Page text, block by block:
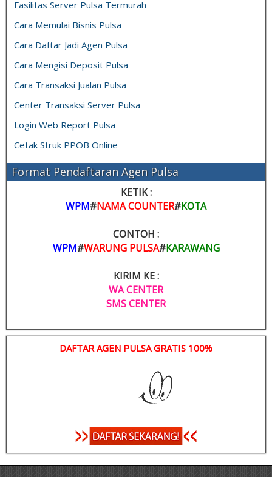
Fasilitas Server Pulsa Termurah
Cara Memulai Bisnis Pulsa
Cara Daftar Jadi Agen Pulsa
Cara Mengisi Deposit Pulsa
Cara Transaksi Jualan Pulsa
Center Transaksi Server Pulsa
Login Web Report Pulsa
Cetak Struk PPOB Online
Format Pendaftaran Agen Pulsa
KETIK :
WPM#NAMA COUNTER#KOTA
CONTOH :
WPM#WARUNG PULSA#KARAWANG
KIRIM KE :
WA CENTER
SMS CENTER
DAFTAR AGEN PULSA GRATIS 100%